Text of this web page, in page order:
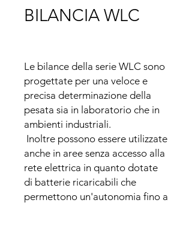
BILANCIA WLC
Le bilance della serie WLC sono
progettate per una veloce e
precisa determinazione della
pesata sia in laboratorio che in
ambienti industriali.
anche in aree senza accesso alla
rete elettrica in quanto dotate
di batterie ricaricabili che
permettono un'autonomia fino a